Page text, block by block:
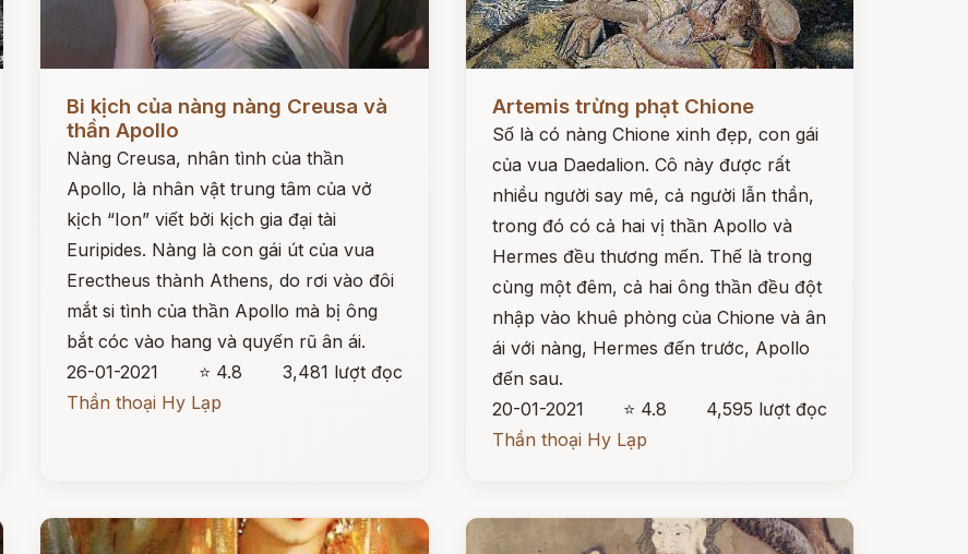
Bi kịch của nàng nàng Creusa và
thần Apollo
Nàng Creusa, nhân tình của thần
Apollo, là nhân vật trung tâm của vở
kịch “Ion” viết bởi kịch gia đại tài
Euripides. Nàng là con gái út của vua
Erectheus thành Athens, do rơi vào đôi
mắt si tình của thần Apollo mà bị ông
bắt cóc vào hang và quyến rũ ân ái.
26-01-2021
⭐ 4.8
3,481 lượt đọc
Thần thoại Hy Lạp
Artemis trừng phạt Chione
Số là có nàng Chione xinh đẹp, con gái
của vua Daedalion. Cô này được rất
nhiều người say mê, cả người lẫn thần,
trong đó có cả hai vị thần Apollo và
Hermes đều thương mến. Thế là trong
cùng một đêm, cả hai ông thần đều đột
nhập vào khuê phòng của Chione và ân
ái với nàng, Hermes đến trước, Apollo
đến sau.
20-01-2021
⭐ 4.8
4,595 lượt đọc
Thần thoại Hy Lạp